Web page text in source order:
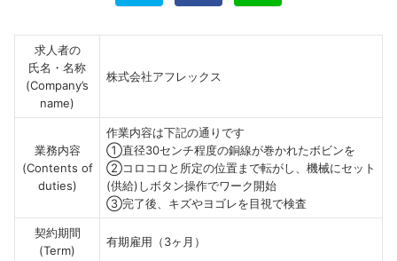
求人者の
氏名・名称
(Company’s
name)
株式会社アフレックス
業務内容
(Contents of
duties)
作業内容は下記の通りです
①直径30センチ程度の銅線が巻かれたボビンを
②コロコロと所定の位置まで転がし、機械にセット
(供給)しボタン操作でワーク開始
③完了後、キズやヨゴレを目視で検査
契約期間
(Term)
有期雇用（3ヶ月）